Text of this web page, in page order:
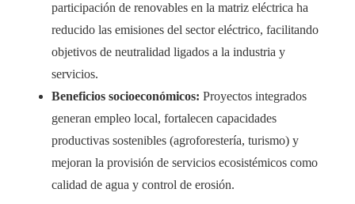
participación de renovables en la matriz eléctrica ha
reducido las emisiones del sector eléctrico, facilitando
objetivos de neutralidad ligados a la industria y
servicios.
Beneficios socioeconómicos: Proyectos integrados
generan empleo local, fortalecen capacidades
productivas sostenibles (agroforestería, turismo) y
mejoran la provisión de servicios ecosistémicos como
calidad de agua y control de erosión.